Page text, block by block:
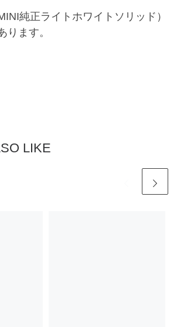
純正ライトホワイトソリッド）
ります。
LIKE